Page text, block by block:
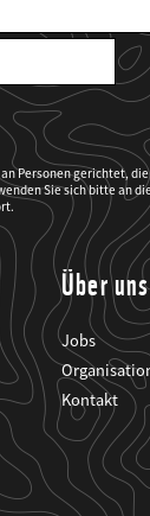
Personen gerichtet,
Sie sich bitte an
Über uns
Jobs
Kontakt